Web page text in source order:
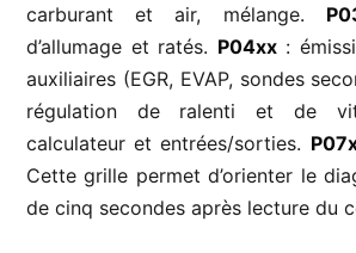
carburant et air, mélange.
d’allumage et ratés. P04xx:
auxiliaires (EGR, EVAP, sondes
régulation de ralenti et de
calculateur et entrées/sorties.
Cette grille permet d’orienter le
de cinq secondes après lecture du